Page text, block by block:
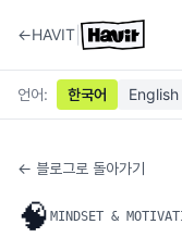
←HAVIT
언어: 한국어 English
← 블로그로 돌아가기
🧠 MINDSET &